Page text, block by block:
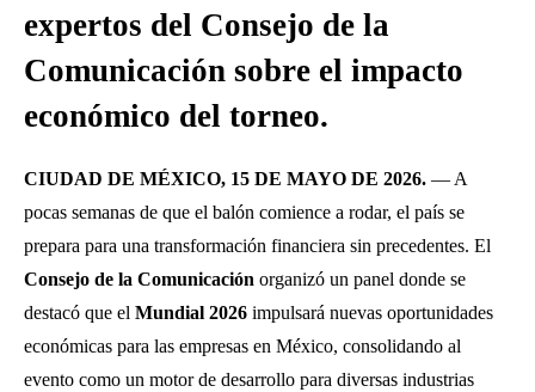
expertos del Consejo de la
Comunicación sobre el impacto
económico del torneo.
CIUDAD DE MÉXICO, 15 DE MAYO DE 2026. — A
pocas semanas de que el balón comience a rodar, el país se
prepara para una transformación financiera sin precedentes. El
Consejo de la Comunicación organizó un panel donde se
destacó que el Mundial 2026 impulsará nuevas oportunidades
económicas para las empresas en México, consolidando al
evento como un motor de desarrollo para diversas industrias